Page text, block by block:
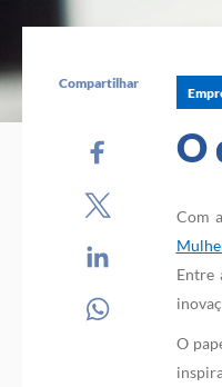
Compartilhar
O
Com
Entre
O